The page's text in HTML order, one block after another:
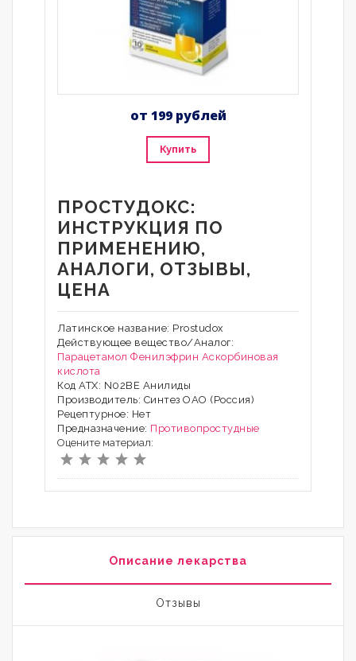
от 199 рублей
Купить
ПРОСТУДОКС:
ИНСТРУКЦИЯ ПО
ПРИМЕНЕНИЮ,
АНАЛОГИ, ОТЗЫВЫ,
ЦЕНА
Латинское название: Prostudox
Действующее вещество/Аналог:
Парацетамол Фенилэфрин Аскорбиновая
кислота
Код АТХ: N02BE Анилиды
Производитель: Синтез ОАО (Россия)
Рецептурное: Нет
Предназначение: Противопростудные
Оцените материал:
Описание лекарства
Отзывы